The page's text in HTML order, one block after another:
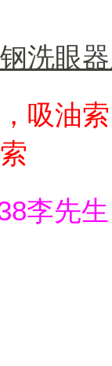
洗眼
吸油
李先